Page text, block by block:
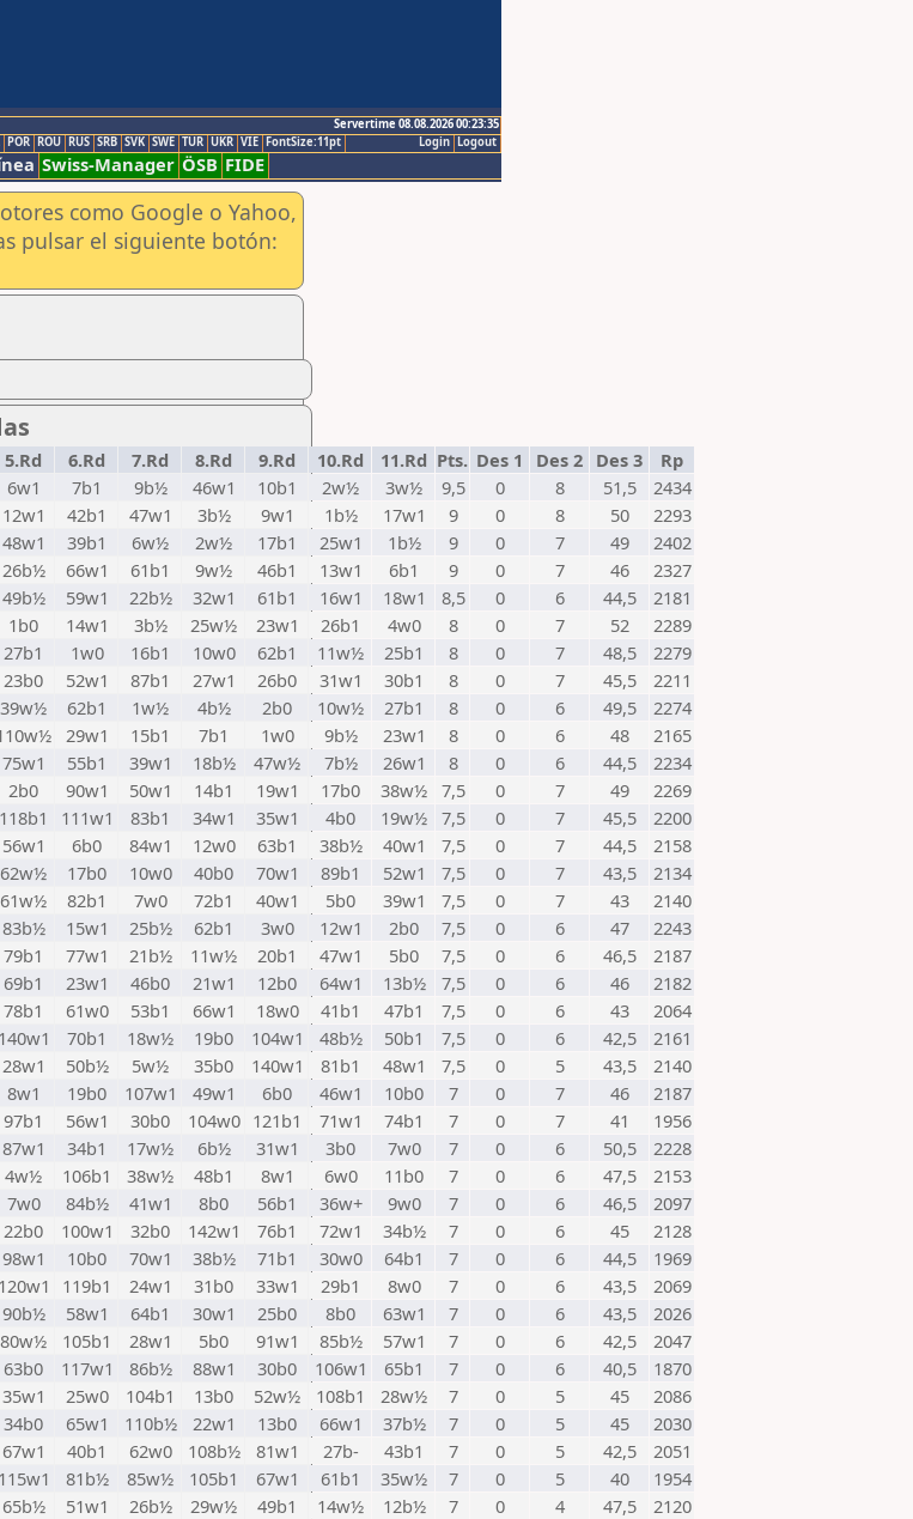
Servertime 08.08.2026 00:23:35
Logout
Login
POR ROU RUS SRB SVK SWE TUR UKR VIE FontSize:11pt
Swiss-Manager ÖSB FIDE
como Google o Yahoo,
pulsar el siguiente botón:
5.Rd 6.Rd 7.Rd 8.Rd 9.Rd 10.Rd 11.Rd Pts. Des 1 Des 2 Des 3
Rp
6w1 7b1 9b½ 46w1 10b1 2w½ 3w½ 9,5 0 8 51,5
2434
12w1 42b1 47w1 3b½ 9w1 1b½ 17w1 9 0 8 50
2293
48w1 39b1 6w½ 2w½ 17b1 25w1 1b½ 9 0 7 49
2402
26b½ 66w1 61b1 9w½ 46b1 13w1 6b1 9 0 7 46
2327
49b½ 59w1 22b½ 32w1 61b1 16w1 18w1 8,5 0 6 44,5
2181
1b0 14w1 3b½ 25w½ 23w1 26b1 4w0 8 0 7 52
2289
27b1 1w0 16b1 10w0 62b1 11w½ 25b1 8 0 7 48,5
2279
23b0 52w1 87b1 27w1 26b0 31w1 30b1 8 0 7 45,5
2211
39w½ 62b1 1w½ 4b½ 2b0 10w½ 27b1 8 0 6 49,5
2274
29w1 15b1 7b1 1w0 9b½ 23w1 8 0 6 48
2165
75w1 55b1 39w1 18b½ 47w½ 7b½ 26w1 8 0 6 44,5
2234
2b0 90w1 50w1 14b1 19w1 17b0 38w½ 7,5 0 7 49
2269
118b1 111w1 83b1 34w1 35w1 4b0 19w½ 7,5 0 7 45,5
2200
56w1 6b0 84w1 12w0 63b1 38b½ 40w1 7,5 0 7 44,5
2158
62w½ 17b0 10w0 40b0 70w1 89b1 52w1 7,5 0 7 43,5
2134
61w½ 82b1 7w0 72b1 40w1 5b0 39w1 7,5 0 7 43
2140
83b½ 15w1 25b½ 62b1 3w0 12w1 2b0 7,5 0 6 47
2243
79b1 77w1 21b½ 11w½ 20b1 47w1 5b0 7,5 0 6 46,5
2187
69b1 23w1 46b0 21w1 12b0 64w1 13b½ 7,5 0 6 46
2182
78b1 61w0 53b1 66w1 18w0 41b1 47b1 7,5 0 6 43
2064
140w1 70b1 18w½ 19b0 104w1 48b½ 50b1 7,5 0 6 42,5
2161
28w1 50b½ 5w½ 35b0 140w1 81b1 48w1 7,5 0 5 43,5
2140
8w1 19b0 107w1 49w1 6b0 46w1 10b0 7 0 7 46
2187
97b1 56w1 30b0 104w0 121b1 71w1 74b1 7 0 7 41
1956
87w1 34b1 17w½ 6b½ 31w1 3b0 7w0 7 0 6 50,5
2228
4w½ 106b1 38w½ 48b1 8w1 6w0 11b0 7 0 6 47,5
2153
7w0 84b½ 41w1 8b0 56b1 36w+ 9w0 7 0 6 46,5
2097
22b0 100w1 32b0 142w1 76b1 72w1 34b½ 7 0 6 45
2128
98w1 10b0 70w1 38b½ 71b1 30w0 64b1 7 0 6 44,5
1969
120w1 119b1 24w1 31b0 33w1 29b1 8w0 7 0 6 43,5
2069
90b½ 58w1 64b1 30w1 25b0 8b0 63w1 7 0 6 43,5
2026
80w½ 105b1 28w1 5b0 91w1 85b½ 57w1 7 0 6 42,5
2047
63b0 117w1 86b½ 88w1 30b0 106w1 65b1 7 0 6 40,5
1870
35w1 25w0 104b1 13b0 52w½ 108b1 28w½ 7 0 5 45
2086
34b0 65w1 110b½ 22w1 13b0 66w1 37b½ 7 0 5 45
2030
67w1 40b1 62w0 108b½ 81w1 27b- 43b1 7 0 5 42,5
2051
115w1 81b½ 85w½ 105b1 67w1 61b1 35w½ 7 0 5 40
1954
65b½ 51w1 26b½ 29w½ 49b1 14w½ 12b½ 7 0 4 47,5
2120